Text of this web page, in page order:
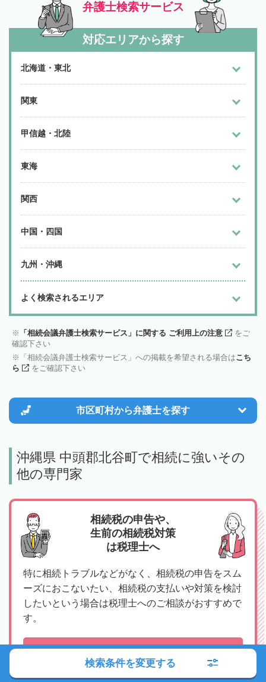
弁護士検索サービス
対応エリアから探す
北海道・東北
関東
甲信越・北陸
東海
関西
中国・四国
九州・沖縄
よく検索されるエリア
「相続会議弁護士検索サービス」に関する ご利用上の注意
をご
確認下さい
「相続会議弁護士検索サービス」への掲載を希望される場合はこち
ら
をご確認下さい
市区町村から弁護士を探す
沖縄県 中頭郡北谷町で相続に強いその
他の専門家
相続税の申告や、
生前の相続税対策
は税理士へ
特に相続トラブルなどがなく、相続税の申告をスム
ーズにおこないたい、相続税の支払いや対策を検討
したいという場合は税理士へのご相談がおすすめで
す。
沖縄 中頭郡北谷町の相続対応可能な税理士
を探す
検索条件を変更する